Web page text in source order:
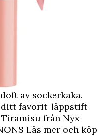
av sockerkaka.
ditt favorit-läppstift
från Nyx
Läs mer och köp